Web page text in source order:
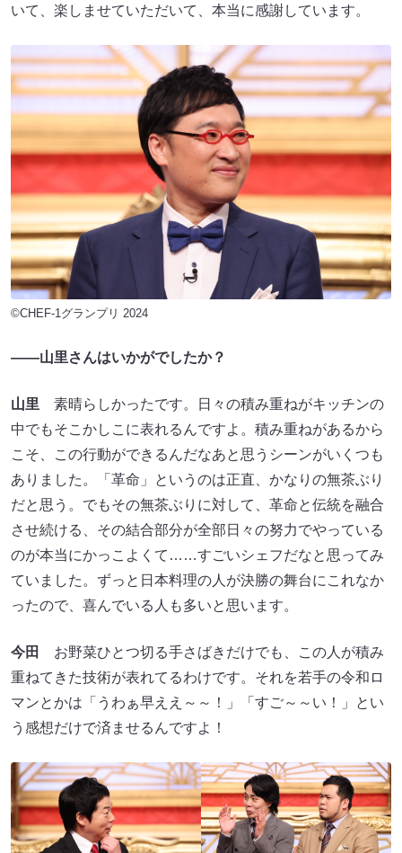
いて、楽しませていただいて、本当に感謝しています。
©CHEF-1グランプリ 2024
――山里さんはいかがでしたか？
山里 素晴らしかったです。日々の積み重ねがキッチンの
中でもそこかしこに表れるんですよ。積み重ねがあるから
こそ、この行動ができるんだなあと思うシーンがいくつも
ありました。「革命」というのは正直、かなりの無茶ぶり
だと思う。でもその無茶ぶりに対して、革命と伝統を融合
させ続ける、その結合部分が全部日々の努力でやっている
のが本当にかっこよくて……すごいシェフだなと思ってみ
ていました。ずっと日本料理の人が決勝の舞台にこれなか
ったので、喜んでいる人も多いと思います。
今田
お野菜ひとつ切る手さばきだけでも、この人が積み
重ねてきた技術が表れてるわけです。それを若手の令和ロ
マンとかは「うわぁ早ええ～～！」「すご～～い！」とい
う感想だけで済ませるんですよ！